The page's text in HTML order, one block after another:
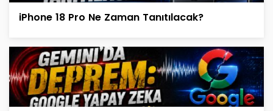
iPhone 18 Pro Ne Zaman Tanıtılacak?